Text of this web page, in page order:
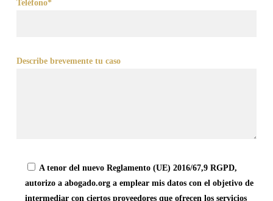
Teléfono*
Describe brevemente tu caso
A tenor del nuevo Reglamento (UE) 2016/67,9 RGPD,
autorizo a abogado.org a emplear mis datos con el objetivo de
intermediar con ciertos proveedores que ofrecen los servicios